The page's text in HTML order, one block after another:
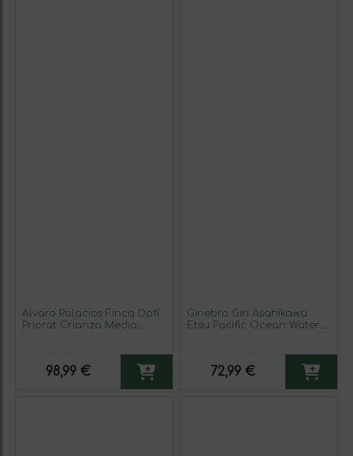
Álvaro Palacios Finca Dofí
Priorat Crianza Media
98,99 €
Ginebra Gin Asahikawa
Etsu Pacific Ocean Water
72,99 €